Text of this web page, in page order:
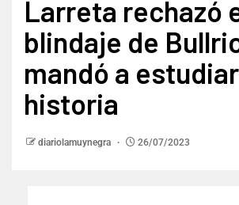
Larreta rechazó
blindaje de
mandó a estudiar
historia
diariolamuynegra 26/07/2023